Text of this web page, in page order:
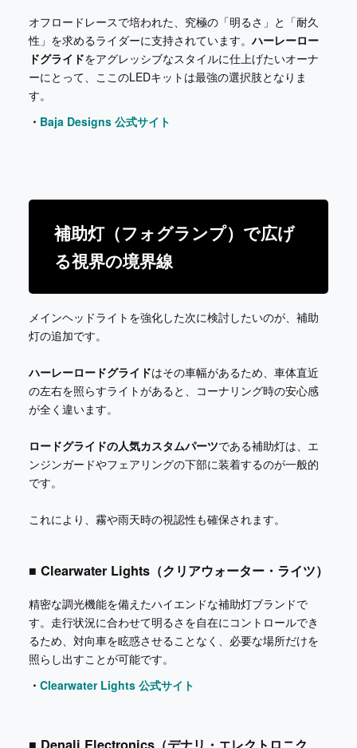
オフロードレースで培われた、究極の「明るさ」と「耐久
性」を求めるライダーに支持されています。ハーレーロー
ドグライドをアグレッシブなスタイルに仕上げたいオーナ
ーにとって、ここのLEDキットは最強の選択肢となりま
す。
・ Baja Designs 公式サイト
補助灯（フォグランプ）で広げ
る視界の境界線
メインヘッドライトを強化した次に検討したいのが、補助
灯の追加です。
ハーレーロードグライドはその車幅があるため、車体直近
の左右を照らすライトがあると、コーナリング時の安心感
が全く違います。
ロードグライドの人気カスタムパーツである補助灯は、エ
ンジンガードやフェアリングの下部に装着するのが一般的
です。
これにより、霧や雨天時の視認性も確保されます。
■ Clearwater Lights（クリアウォーター・ライツ）
精密な調光機能を備えたハイエンドな補助灯ブランドで
す。走行状況に合わせて明るさを自在にコントロールでき
るため、対向車を眩惑させることなく、必要な場所だけを
照らし出すことが可能です。
・ Clearwater Lights 公式サイト